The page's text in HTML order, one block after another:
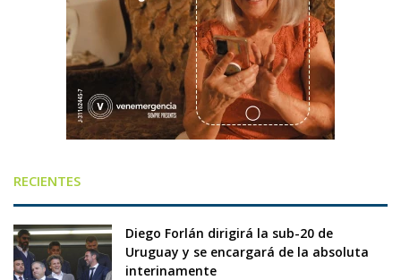
RECIENTES
Diego Forlán dirigirá la sub-20 de
Uruguay y se encargará de la absoluta
interinamente